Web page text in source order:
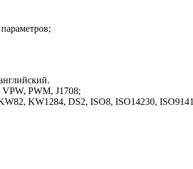
PWM, J1708;
KW1284, DS2, ISO8, ISO14230,